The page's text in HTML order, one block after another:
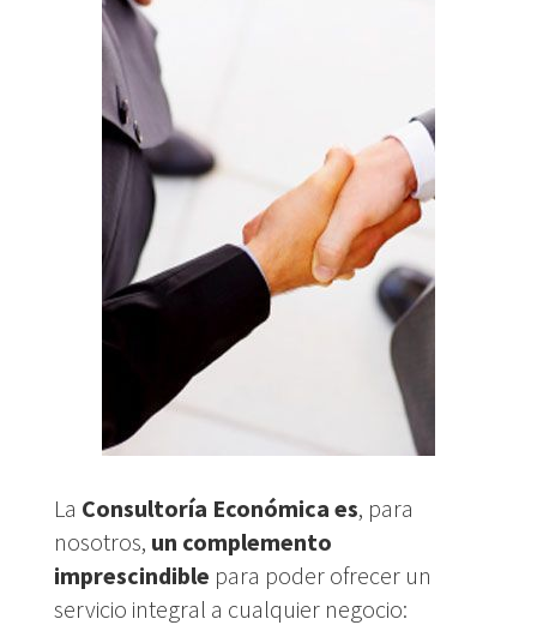
La Consultoría Económica es, para
nosotros, un complemento
imprescindible para poder ofrecer un
servicio integral a cualquier negocio: